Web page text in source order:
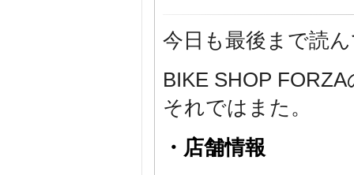
今日も最後まで読
BIKE SHOP
それではまた。
・店舗情報